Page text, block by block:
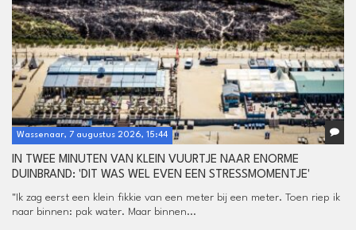
Wassenaar, 7 augustus 2026, 15:44
IN TWEE MINUTEN VAN KLEIN VUURTJE NAAR ENORME
DUINBRAND: 'DIT WAS WEL EVEN EEN STRESSMOMENTJE'
"Ik zag eerst een klein fikkie van een meter bij een meter. Toen riep ik
naar binnen: pak water. Maar binnen...